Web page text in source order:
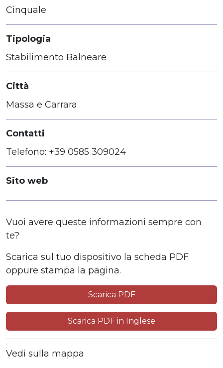
Cinquale
Tipologia
Stabilimento Balneare
Città
Massa e Carrara
Contatti
Telefono: +39 0585 309024
Sito web
Vuoi avere queste informazioni sempre con
te?
Scarica sul tuo dispositivo la scheda PDF
oppure stampa la pagina.
Scarica PDF
Scarica PDF in Inglese
Vedi sulla mappa